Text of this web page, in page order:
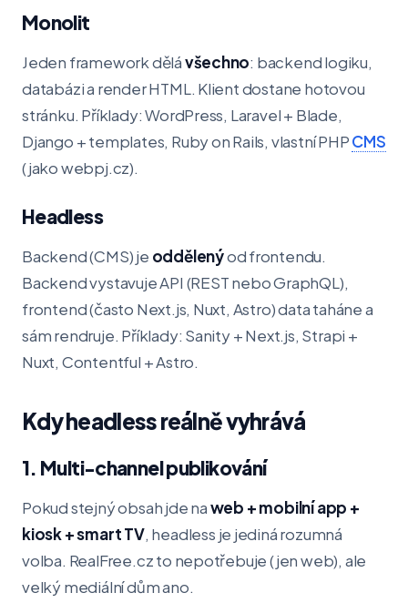
Monolit
Jeden framework dělávšechno: backend logiku,
databázi a render HTML. Klient dostane hotovou
stránku. Příklady: WordPress, Laravel + Blade,
Django + templates, Ruby on Rails, vlastní PHPCMS
(jako webpj.cz).
Headless
Backend (CMS) je oddělenýod frontendu.
Backend vystavuje API (REST nebo GraphQL),
frontend (často Next.js, Nuxt, Astro) data taháne a
sám rendruje. Příklady: Sanity + Next.js, Strapi +
Nuxt, Contentful + Astro.
Kdy headless reálně vyhrává
1. Multi-channel publikování
Pokud stejný obsah jde naweb + mobilní app +
kiosk + smart TV, headless je jediná rozumná
volba. RealFree.cz to nepotřebuje (jen web), ale
velký mediální dům ano.